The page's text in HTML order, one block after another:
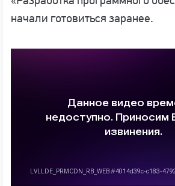
начали готовиться заранее.